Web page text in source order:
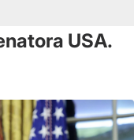
USA.